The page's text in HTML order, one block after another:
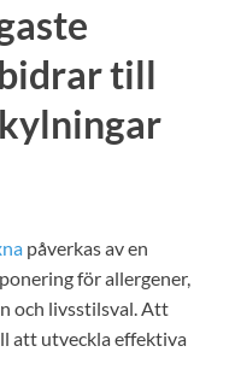
till
påverkas av en
för allergener,
och livsstilsval. Att
att utveckla effektiva